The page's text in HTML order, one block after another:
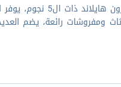
يعتبر منتجع كاميرون
ومفروشات رائعة، يضم